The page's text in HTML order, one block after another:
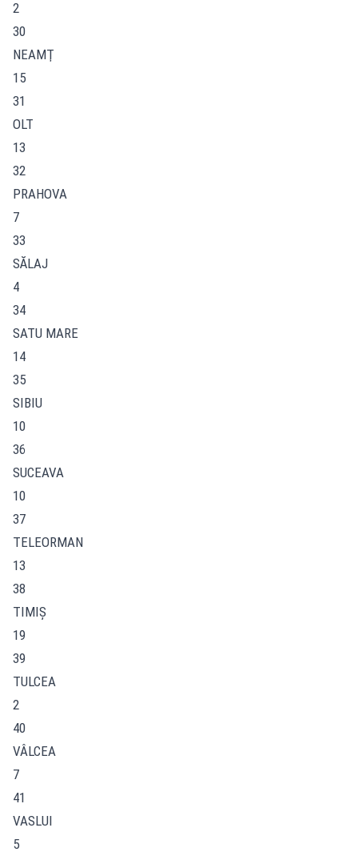
2
30
NEAMŢ
15
31
OLT
13
32
PRAHOVA
7
33
SĂLAJ
4
34
SATU MARE
14
35
SIBIU
10
36
SUCEAVA
10
37
TELEORMAN
13
38
TIMIŞ
19
39
TULCEA
2
40
VÂLCEA
7
41
VASLUI
5